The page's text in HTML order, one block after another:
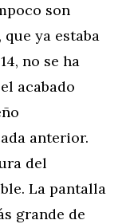
son
ya estaba
no se ha
acabado
anterior.
del
La pantalla
grande de